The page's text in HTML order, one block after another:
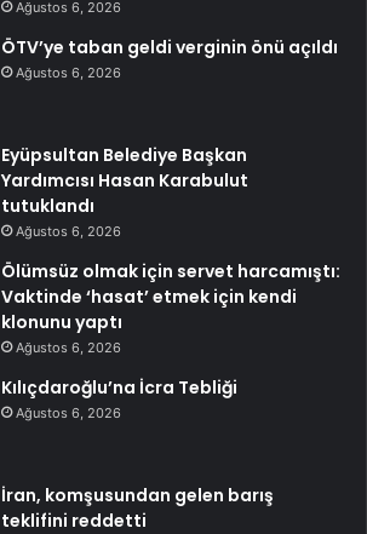
Ağustos 6, 2026
ÖTV’ye taban geldi verginin önü açıldı
Ağustos 6, 2026
Eyüpsultan Belediye Başkan
Yardımcısı Hasan Karabulut
tutuklandı
Ağustos 6, 2026
Ölümsüz olmak için servet harcamıştı:
Vaktinde ‘hasat’ etmek için kendi
klonunu yaptı
Ağustos 6, 2026
Kılıçdaroğlu’na İcra Tebliği
Ağustos 6, 2026
İran, komşusundan gelen barış
teklifini reddetti